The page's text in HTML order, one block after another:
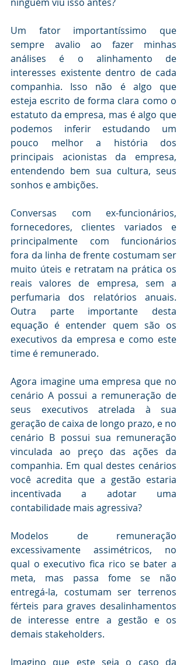
Um fator importantíssimo que
sempre avalio ao fazer minhas
análises é o alinhamento de
interesses existente dentro de cada
companhia. Isso não é algo que
esteja escrito de forma clara como o
estatuto da empresa, mas é algo que
podemos inferir estudando um
pouco melhor a história dos
principais acionistas da empresa,
entendendo bem sua cultura, seus
sonhos e ambições.
Conversas com ex-funcionários,
fornecedores, clientes variados e
principalmente com funcionários
fora da linha de frente costumam ser
muito úteis e retratam na prática os
reais valores de empresa, sem a
perfumaria dos relatórios anuais.
Outra parte importante desta
equação é entender quem são os
executivos da empresa e como este
time é remunerado.
Agora imagine uma empresa que no
cenário A possui a remuneração de
seus executivos atrelada à sua
geração de caixa de longo prazo, e no
cenário B possui sua remuneração
vinculada ao preço das ações da
companhia. Em qual destes cenários
você acredita que a gestão estaria
incentivada a adotar uma
contabilidade mais agressiva?
Modelos de remuneração
excessivamente assimétricos, no
qual o executivo fica rico se bater a
meta, mas passa fome se não
entregá-la, costumam ser terrenos
férteis para graves desalinhamentos
de interesse entre a gestão e os
demais stakeholders.
Imagino que este seja o caso da